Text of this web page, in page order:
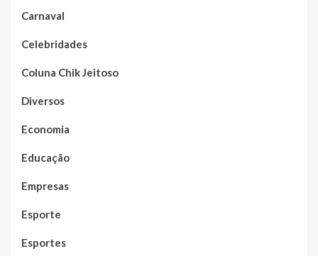
Carnaval
Celebridades
Coluna Chik Jeitoso
Diversos
Economia
Educação
Empresas
Esporte
Esportes